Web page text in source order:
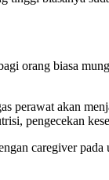
orang biasa
perawat akan
pengecekan
caregiver